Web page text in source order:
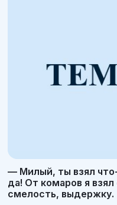
— Милый, ты взял
да! От комаров я
смелость, выдержку.